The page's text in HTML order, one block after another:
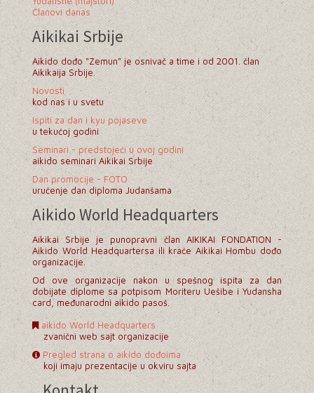
pogledajte >
Prisustvo na treninzima 2014.
pogledajte >
Prisustvo na treninzima 2007.
pogledajte >
Prisustvo na treninzima 2006.
pogledajte >
pogledajte >
Prisustvo na treninzima 1999.
pogledajte >
Prisustvo na treninzima 1998.
pogledajte >
Prisustvo na treninzima kraj 1997.
pogledajte >
Članovi danas
Aikikai Srbije
Aikido dođo "Zemun" je osnivač a time i od 2001. član
Aikikaija Srbije.
Novosti
kod nas i u svetu
Ispiti za dan i kyu pojaseve
u tekućoj godini
Seminari - predstojeći u ovoj godini
aikido seminari Aikikai Srbije
Dan promocije - FOTO
uručenje dan diploma Judanšama
Aikido World Headquarters
Aikikai Srbije je punopravni član AIKIKAI FONDATION -
Aikido World Headquartersa ili kraće Aikikai Hombu dođo
organizacije.
Od ove organizacije nakon u spešnog ispita za dan
dobijate diplome sa potpisom Moriteru Uešibe i Yudansha
card, međunarodni aikido pasoš.
aikido World Headquarters
zvanični web sajt organizacije
Pregled strana o aikido dođoima
koji imaju prezentacije u okviru sajta